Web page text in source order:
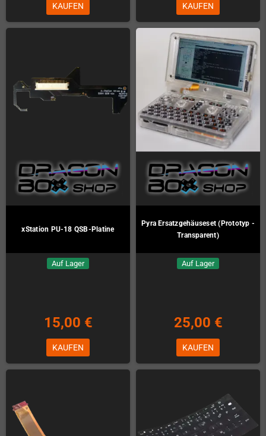
KAUFEN KAUFEN
xStation PU-18 QSB-Platine
Auf Lager
15,00 €
KAUFEN
Pyra Ersatzgehäuseset (Prototyp -
Transparent)
Auf Lager
25,00 €
KAUFEN